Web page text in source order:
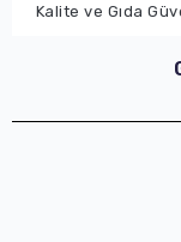
Kalite ve Gıda